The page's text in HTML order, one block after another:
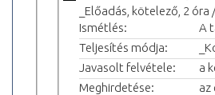
_Előadás, kötelező, 2 óra
Ismétlés:
A
Teljesítés módja:
Javasolt felvétele:
a
Meghirdetése:
az